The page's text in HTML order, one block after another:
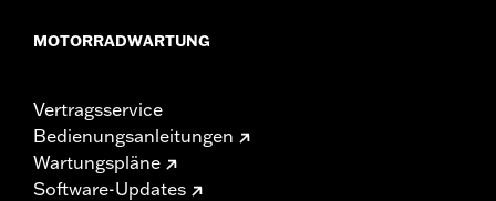
MOTORRADWARTUNG
Vertragsservice
Bedienungsanleitungen
Wartungspläne
Software-Updates